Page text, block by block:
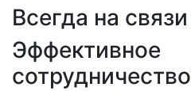
Всегда на связи
Эффективное
сотрудничество